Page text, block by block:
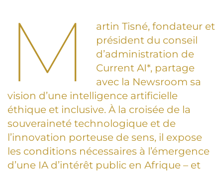
M
artin Tisné, fondateur et
président du conseil
d’administration de
Current AI*, partage
avec la Newsroom sa
vision d’une intelligence artificielle
éthique et inclusive. À la croisée de la
souveraineté technologique et de
l’innovation porteuse de sens, il expose
les conditions nécessaires à l’émergence
d’une IA d’intérêt public en Afrique – et